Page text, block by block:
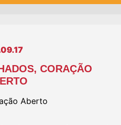
CORAÇÃO